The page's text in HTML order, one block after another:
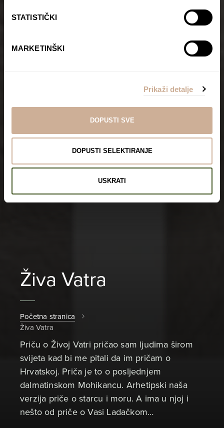
STATISTIČKI
MARKETINŠKI
Prikaži detalje
DOPUSTI SVE
DOPUSTI SELEKTIRANJE
USKRATI
Živa Vatra
Početna stranica
Živa Vatra
Priču o Živoj Vatri pričao sam ljudima širom
svijeta kad bi me pitali da im pričam o
Hrvatskoj. Priča je to o posljednjem
dalmatinskom Mohikancu. Arhetipski naša
verzija priče o starcu i moru. A ima u njoj i
nešto od priče o Vasi Ladačkom…